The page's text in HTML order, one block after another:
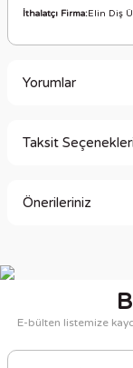
İthalatçı Firma:Elin Diş
Yorumlar
Taksit Seçenekleri
Önerileriniz
Görüş ve
Ürün resmi
E-bülten listemize